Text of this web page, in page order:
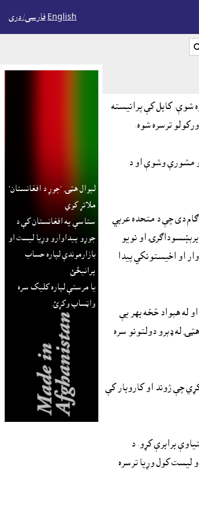
English فارسی/ درى
ګډون ترسره شوې. کابل کې پرانيسته
مشورې وشوې او د
ګام دى چې د متحده عربي
او نويو
او اخيستونکي پيدا
له هېواد څخه بهر يې
له ډېرو دولتونو سره
چې ژوند او کاروبار کې
برابرې کړو. د
ليست کول وړيا ترسره
لېوال هټۍ "جوړ د افغانستان"
ملاتړ کوي
ستاسې په افغانستان کې د
جوړو پيداوارو وړيا ليست او
بازارموندې لپاره حساب
پرانيځئ
يا مرستې لپاره کليک سره
واټساپ وکړئ.